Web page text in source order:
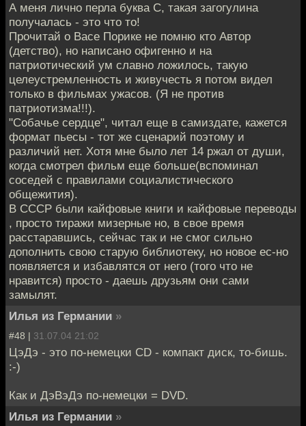
А меня лично перла буква C, такая загогулина
получалась - это что то!
Прочитай о Васе Порике не помню кто Автор
(детство), но написано офигенно и на
патриотический ум славно ложилось, такую
целеустремленность и живучесть я потом видел
только в фильмах ужасов. (Я не против
патриотизма!!!).
"Собачье сердце", читал еще в самиздате, кажется
формат пьесы - тот же сценарий поэтому и
различий нет. Хотя мне было лет 14 ржал от души,
когда смотрел фильм еще больше(вспоминал
соседей с правилами социалистического
общежития).
В СССР были кайфовые книги и кайфовые переводы
, просто тиражи мизерные но, в свое время
расстаравшись, сейчас так и не смог сильно
дополнить свою старую библиотеку, но новое ес-но
появляется и избавлятся от него (того что не
нравится) просто - даешь друзьям они сами
замылят.
Илья из Германии »
#48 | 31.07.04 21:02
ЦэДэ - это по-немецки CD - компакт диск, то-бишь.
:-)
Как и ДэВэДэ по-немецки = DVD.
Илья из Германии »